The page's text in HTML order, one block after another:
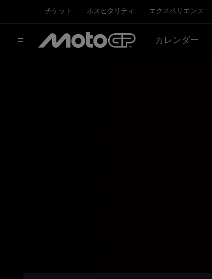
チケット ホスピタリティ エクスペリエンス
カレンダー